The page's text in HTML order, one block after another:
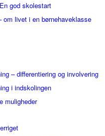
god skolestart
om livet i en børnehaveklasse
– differentiering og involvering
i indskolingen
muligheder